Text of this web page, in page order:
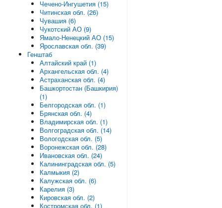
Чечено-Ингушетия (15)
Читинская обл. (26)
Чувашия (6)
Чукотский АО (9)
Ямало-Ненецкий АО (15)
Ярославская обл. (39)
Генштаб
Алтайский край (1)
Архангельская обл. (4)
Астраханская обл. (4)
Башкортостан (Башкирия)
(1)
Белгородская обл. (1)
Брянская обл. (4)
Владимирская обл. (1)
Волгоградская обл. (14)
Вологодская обл. (5)
Воронежская обл. (28)
Ивановская обл. (24)
Калининградская обл. (5)
Калмыкия (2)
Калужская обл. (6)
Карелия (3)
Кировская обл. (2)
Костромская обл. (1)